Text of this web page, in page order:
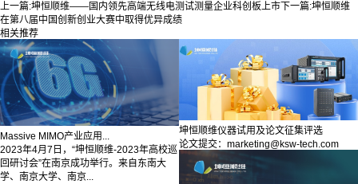
上一篇:坤恒顺维——国内领先高端无线电测试测量企业科创板上市 下一篇:坤恒顺维
在第八届中国创新创业大赛中取得优异成绩
相关推荐
Massive MIMO产业应用...
2023年4月7日，“坤恒顺维-2023年高校巡
回研讨会”在南京成功举行。来自东南大
学、南京大学、南京...
坤恒顺维仪器试用及论文征集评选
论文提交：marketing@ksw-tech.com